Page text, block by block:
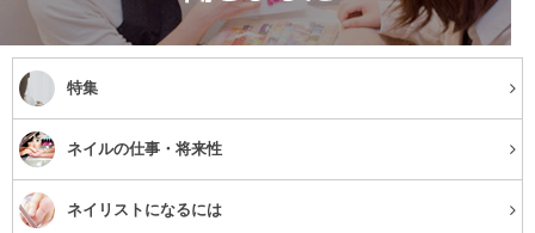
では秋バテにはどんな症状があるのでしょうか。
・疲れが取れない
・よく眠れない
・だるい
特集
ネイルの仕事・将来性
ネイリストになるには